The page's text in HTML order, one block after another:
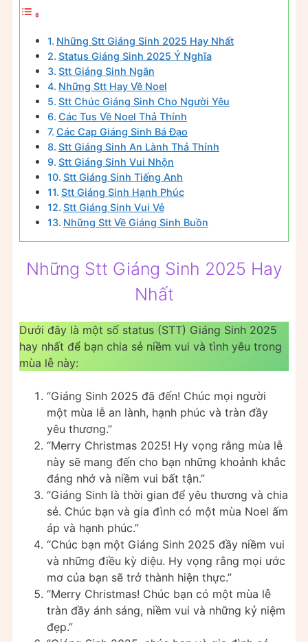
Những Stt Giáng Sinh 2025 Hay Nhất
Status Giáng Sinh 2025 Ý Nghĩa
Stt Giáng Sinh Ngắn
Những Stt Hay Về Noel
Stt Chúc Giáng Sinh Cho Người Yêu
Các Tus Về Noel Thả Thính
Các Cap Giáng Sinh Bá Đạo
Stt Giáng Sinh An Lành Thả Thính
Stt Giáng Sinh Vui Nhộn
Stt Giáng Sinh Tiếng Anh
Stt Giáng Sinh Hạnh Phúc
Stt Giáng Sinh Vui Vẻ
Những Stt Về Giáng Sinh Buồn
Những Stt Giáng Sinh 2025 Hay
Nhất
Dưới đây là một số status (STT) Giáng Sinh 2025
hay nhất để bạn chia sẻ niềm vui và tình yêu trong
mùa lễ này:
“Giáng Sinh 2025 đã đến! Chúc mọi người
một mùa lễ an lành, hạnh phúc và tràn đầy
yêu thương.”
“Merry Christmas 2025! Hy vọng rằng mùa lễ
này sẽ mang đến cho bạn những khoảnh khắc
đáng nhớ và niềm vui bất tận.”
“Giáng Sinh là thời gian để yêu thương và chia
sẻ. Chúc bạn và gia đình có một mùa Noel ấm
áp và hạnh phúc.”
“Chúc bạn một Giáng Sinh 2025 đầy niềm vui
và những điều kỳ diệu. Hy vọng rằng mọi ước
mơ của bạn sẽ trở thành hiện thực.”
“Merry Christmas! Chúc bạn có một mùa lễ
tràn đầy ánh sáng, niềm vui và những kỷ niệm
đẹp.”